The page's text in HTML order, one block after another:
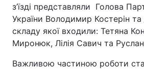
з’їзді представляли Голова
України Володимир Костерін та
складу якої входили: Тетяна
Миронюк, Лілія Савич та
Важливою частиною роботи